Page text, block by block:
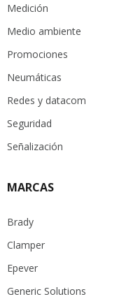
Medición
Medio ambiente
Promociones
Neumáticas
Redes y datacom
Seguridad
Señalización
MARCAS
Brady
Clamper
Epever
Generic Solutions